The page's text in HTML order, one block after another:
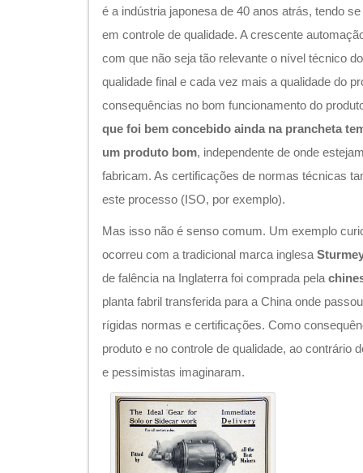
é a indústria japonesa de 40 anos atrás, tendo
em controle de qualidade. A crescente
com que não seja tão relevante o nível técnico
qualidade final e cada vez mais a qualidade do
consequências no bom funcionamento do
que foi bem concebido ainda na prancheta
um produto bom, independente de onde
fabricam. As certificações de normas técnicas
este processo (ISO, por exemplo).
Mas isso não é senso comum. Um exemplo
ocorreu com a tradicional marca inglesa
de falência na Inglaterra foi comprada pela
planta fabril transferida para a China onde
rígidas normas e certificações. Como
produto e no controle de qualidade, ao contrário
e pessimistas imaginaram.